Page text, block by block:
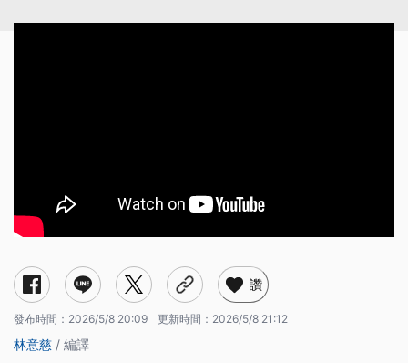
讚
發布時間： 2026/5/8 20:09 更新時間： 2026/5/8 21:12
林意慈 / 編譯